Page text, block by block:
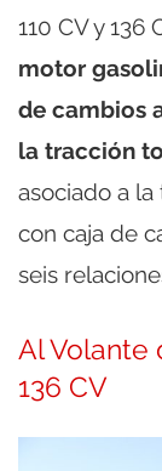
110 CV y 136
motor
de cambios
la tracción
asociado a
con caja de
seis
Al Volante
136 CV